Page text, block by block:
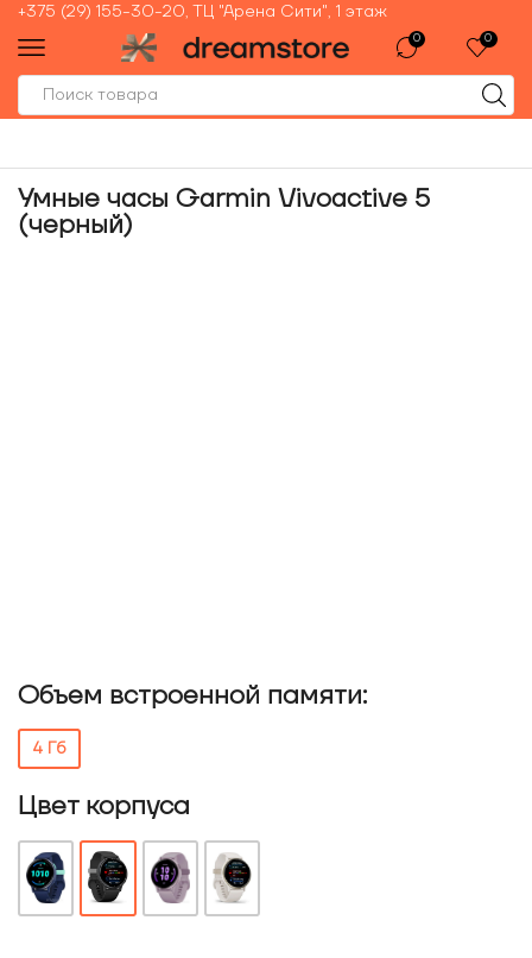
+375 (29) 155-30-20, ТЦ "Арена Сити", 1 этаж
0 0
Умные часы Garmin Vivoactive 5
(черный)
Объем встроенной памяти:
4 Гб
Цвет корпуса